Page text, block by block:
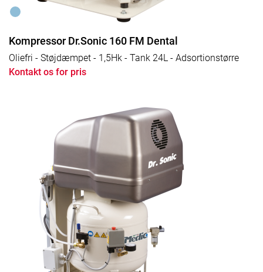
Kompressor Dr.Sonic 160 FM Dental
Oliefri - Støjdæmpet - 1,5Hk - Tank 24L - Adsortionstørre
Kontakt os for pris